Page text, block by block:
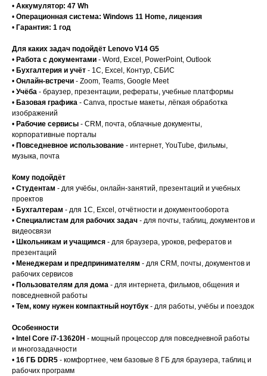
• Аккумулятор: 47 Wh
• Операционная система: Windows 11 Home, лицензия
• Гарантия: 1 год
Для каких задач подойдёт Lenovo V14 G5
• Работа с документами - Word, Excel, PowerPoint, Outlook
• Бухгалтерия и учёт - 1С, Excel, Контур, СБИС
• Онлайн-встречи - Zoom, Teams, Google Meet
• Учёба - браузер, презентации, рефераты, учебные платформы
• Базовая графика - Canva, простые макеты, лёгкая обработка
изображений
• Рабочие сервисы - CRM, почта, облачные документы,
корпоративные порталы
• Повседневное использование - интернет, YouTube, фильмы,
музыка, почта
Кому подойдёт
• Студентам - для учёбы, онлайн-занятий, презентаций и учебных
проектов
• Бухгалтерам - для 1С, Excel, отчётности и документооборота
• Специалистам для рабочих задач - для почты, таблиц, документов и
видеосвязи
• Школьникам и учащимся - для браузера, уроков, рефератов и
презентаций
• Менеджерам и предпринимателям - для CRM, почты, документов и
рабочих сервисов
• Пользователям для дома - для интернета, фильмов, общения и
повседневной работы
• Тем, кому нужен компактный ноутбук - для работы, учёбы и поездок
Особенности
• Intel Core i7-13620H - мощный процессор для повседневной работы
и многозадачности
• 16 ГБ DDR5 - комфортнее, чем базовые 8 ГБ для браузера, таблиц и
рабочих программ